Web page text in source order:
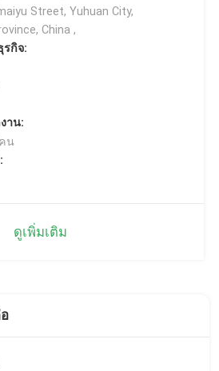
Street, Yuhuan City,
China ,
รกิจ:
าน:
น
ดูเพิ่มเติม